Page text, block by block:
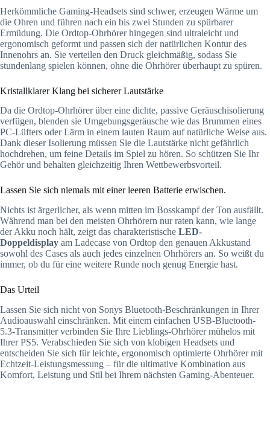
Herkömmliche Gaming-Headsets sind schwer, erzeugen Wärme um
die Ohren und führen nach ein bis zwei Stunden zu spürbarer
Ermüdung. Die Ordtop-Ohrhörer hingegen sind ultraleicht und
ergonomisch geformt und passen sich der natürlichen Kontur des
Innenohrs an. Sie verteilen den Druck gleichmäßig, sodass Sie
stundenlang spielen können, ohne die Ohrhörer überhaupt zu spüren.
Kristallklarer Klang bei sicherer Lautstärke
Da die Ordtop-Ohrhörer über eine dichte, passive Geräuschisolierung
verfügen, blenden sie Umgebungsgeräusche wie das Brummen eines
PC-Lüfters oder Lärm in einem lauten Raum auf natürliche Weise aus.
Dank dieser Isolierung müssen Sie die Lautstärke nicht gefährlich
hochdrehen, um feine Details im Spiel zu hören. So schützen Sie Ihr
Gehör und behalten gleichzeitig Ihren Wettbewerbsvorteil.
Lassen Sie sich niemals mit einer leeren Batterie erwischen.
Nichts ist ärgerlicher, als wenn mitten im Bosskampf der Ton ausfällt.
Während man bei den meisten Ohrhörern nur raten kann, wie lange
der Akku noch hält, zeigt das charakteristische LED-
Doppeldisplay am Ladecase von Ordtop den genauen Akkustand
sowohl des Cases als auch jedes einzelnen Ohrhörers an. So weißt du
immer, ob du für eine weitere Runde noch genug Energie hast.
Das Urteil
Lassen Sie sich nicht von Sonys Bluetooth-Beschränkungen in Ihrer
Audioauswahl einschränken. Mit einem einfachen USB-Bluetooth-
5.3-Transmitter verbinden Sie Ihre Lieblings-Ohrhörer mühelos mit
Ihrer PS5. Verabschieden Sie sich von klobigen Headsets und
entscheiden Sie sich für leichte, ergonomisch optimierte Ohrhörer mit
Echtzeit-Leistungsmessung – für die ultimative Kombination aus
Komfort, Leistung und Stil bei Ihrem nächsten Gaming-Abenteuer.